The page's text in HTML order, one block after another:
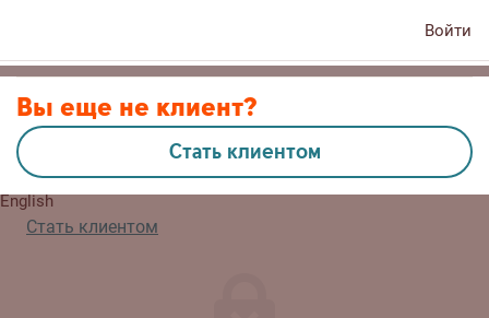
Войти
Eesti
English
Стать клиентом
Вы еще не клиент?
Стать клиентом